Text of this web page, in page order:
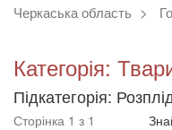
Черкаська область
Категорія:
Підкатегорія:
Сторінка 1 з 1